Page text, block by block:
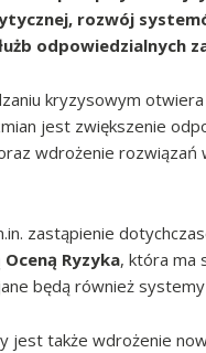
rozwój
odpowiedzialnych
kryzysowym
jest zwiększenie
wdrożenie rozwiązań
zastąpienie
Ryzyka, która ma
będą również
także wdrożenie